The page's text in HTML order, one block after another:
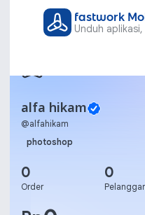
fastwork
Unduh
alfa hikam
@alfahikam
photoshop
0
Order
0